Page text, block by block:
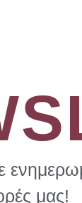
μας!